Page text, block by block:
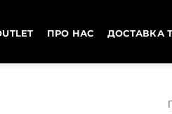
ПРО НАС ДОСТАВКА